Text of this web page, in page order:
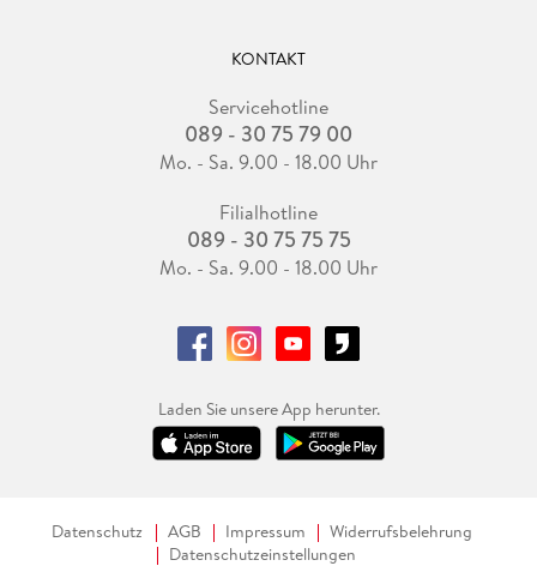
KONTAKT
Servicehotline
089 - 30 75 79 00
Mo. - Sa. 9.00 - 18.00 Uhr
Filialhotline
089 - 30 75 75 75
Mo. - Sa. 9.00 - 18.00 Uhr
Laden Sie unsere App herunter.
Datenschutz AGB Impressum
Widerrufsbelehrung
Datenschutzeinstellungen